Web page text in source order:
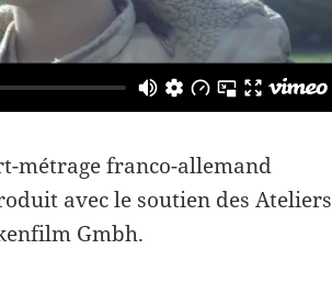
métrage franco-allemand
avec le soutien des Ateliers
Gmbh.